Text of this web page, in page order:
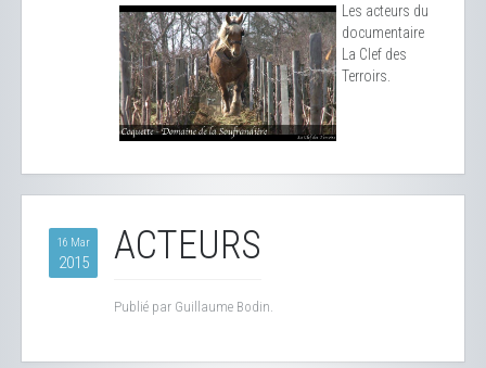
Les acteurs du
documentaire
La Clef des
Terroirs.
16 Mar
2015 ACTEURS
Publié par Guillaume Bodin.